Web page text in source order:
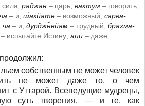
ра̄джан– царь; вактум– говорить;
ча – и; ш́акйате – возможный; сарва-
ча – и; дурджн̃ейам– трудный; брахма-
– испытайте Истину; апи – даже.
собственным не может человек
не может даже то, о чем
с Уттарой. Всеведущие мудрецы,
суть творения, ― и те, как